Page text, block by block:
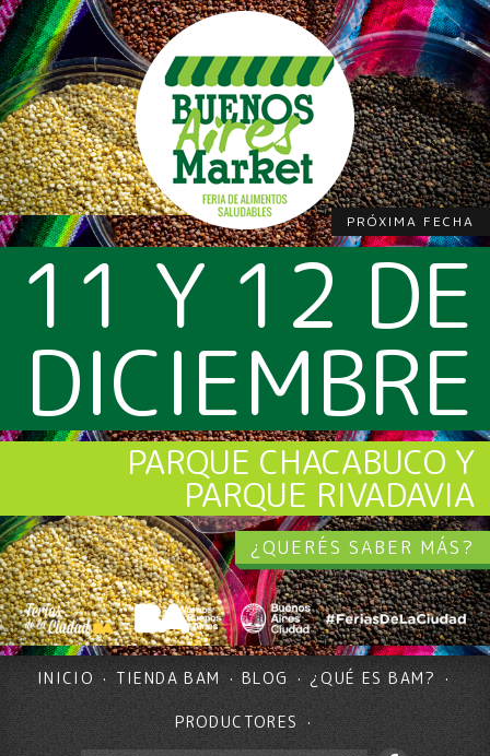
PRÓXIMA FECHA
11 Y 12 DE
DICIEMBRE
PARQUE CHACABUCO Y
PARQUE RIVADAVIA
¿QUERÉS SABER MÁS?
INICIO TIENDA BAM BLOG ¿QUÉ ES BAM?
PRODUCTORES